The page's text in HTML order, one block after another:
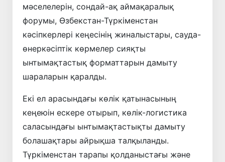
мәселелерін, сондай-ақ аймақаралық
форумы, Өзбекстан-Түркіменстан
кәсіпкерлері кеңесінің жиналыстары, сауда-
өнеркәсіптік көрмелер сияқты
ынтымақтастық форматтарын дамыту
шараларын қаралды.
Екі ел арасындағы көлік қатынасының
кеңеюін ескере отырып, көлік-логистика
саласындағы ынтымақтастықты дамыту
болашақтары айрықша талқыланды.
Түркіменстан тарапы қолданыстағы және